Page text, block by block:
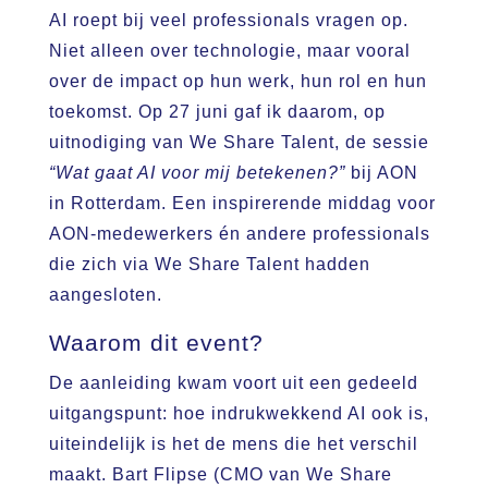
AI roept bij veel professionals vragen op.
Niet alleen over technologie, maar vooral
over de impact op hun werk, hun rol en hun
toekomst. Op 27 juni gaf ik daarom, op
uitnodiging van We Share Talent, de sessie
“Wat gaat AI voor mij betekenen?”bij AON
in Rotterdam. Een inspirerende middag voor
AON-medewerkers én andere professionals
die zich via We Share Talent hadden
aangesloten.
Waarom dit event?
De aanleiding kwam voort uit een gedeeld
uitgangspunt: hoe indrukwekkend AI ook is,
uiteindelijk is het de mens die het verschil
maakt. Bart Flipse (CMO van We Share